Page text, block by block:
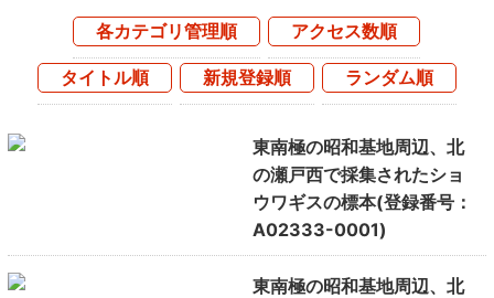
各カテゴリ管理順 アクセス数順
タイトル順 新規登録順 ランダム順
東南極の昭和基地周辺、北
の瀬戸西で採集されたショ
ウワギスの標本(登録番号：
A02333-0001)
東南極の昭和基地周辺、北